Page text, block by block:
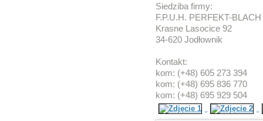
Siedziba firmy:
F.P.U.H. PERFEKT-BLACH
Krasne Lasocice 92
34-620 Jodłownik
Kontakt:
kom: (+48) 605 273 394
kom: (+48) 695 836 770
kom: (+48) 695 929 504